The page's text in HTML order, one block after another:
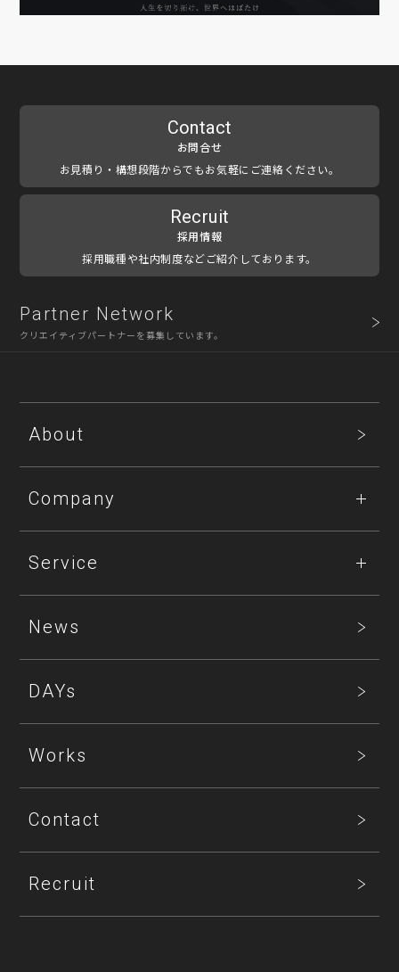
Contact
お問合せ
お見積り・構想段階からでもお気軽にご連絡ください。
Recruit
採用情報
採用職種や社内制度などご紹介しております。
Partner Network
クリエイティブパートナーを募集しています。
About
Company
Service
News
DAYs
Works
Contact
Recruit